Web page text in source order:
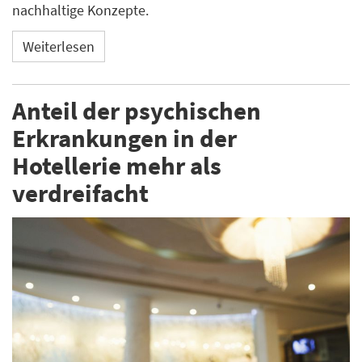
nachhaltige Konzepte.
Weiterlesen
Anteil der psychischen
Erkrankungen in der
Hotellerie mehr als
verdreifacht